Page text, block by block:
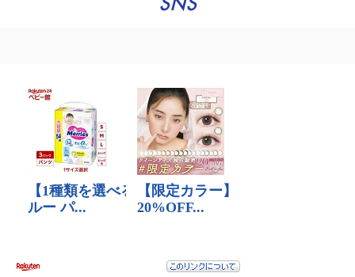
SNS